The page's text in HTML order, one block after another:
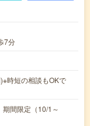
7分
時短の相談もOKで
間限定（10/1～